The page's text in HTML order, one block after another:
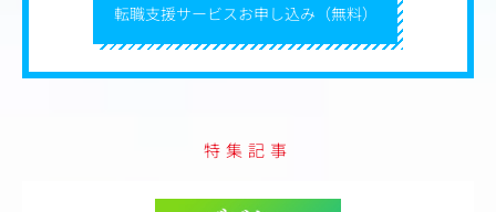
③株主アンケートの企画・実施
キャリア入社者は約7割、コンサル業界未経験でも前職で
の課題解決体験や地域貢献を希望する20～30代が活躍して
その他、長期的な就業のために下記制度を取り入れていま
転職支援サービスお申し込み（無料）
特集記事